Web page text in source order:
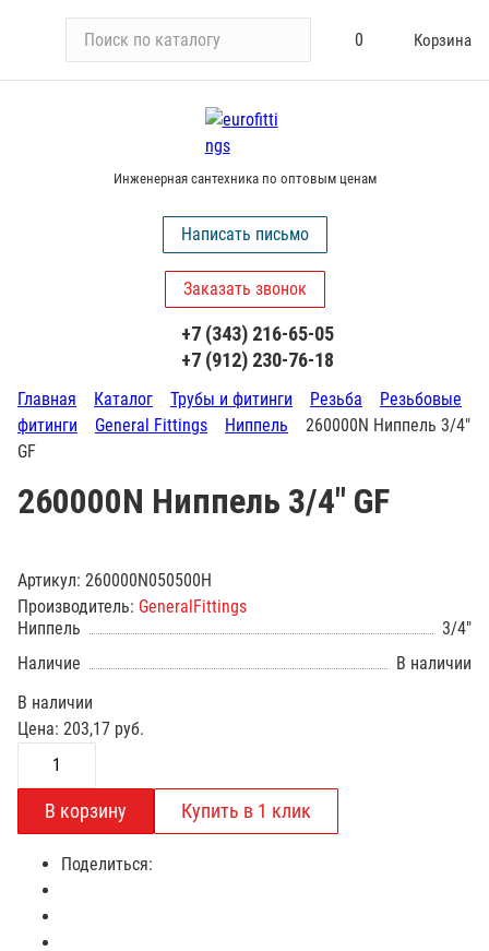
и
у
0 Корзина
Инженерная сантехника по оптовым ценам
Написать письмо
Заказать звонок
+7 (343) 216-65-05
+7 (912) 230-76-18
Главная Каталог Трубы и фитинги Резьба
Резьбовые
фитинги
General Fittings Ниппель
260000N Ниппель 3/4"
GF
260000N Ниппель 3/4" GF
Артикул: 260000N050500H
Производитель: GeneralFittings
Ниппель
3/4"
Наличие
В наличии
В наличии
Цена: 203,17 руб.
Поделиться: